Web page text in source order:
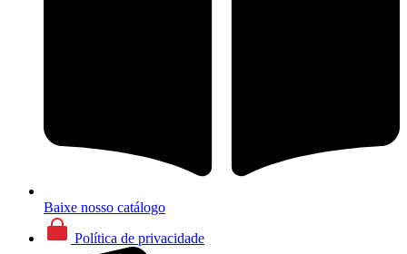
Baixe nosso catálogo
Política de privacidade